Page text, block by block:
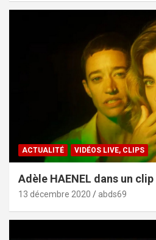
ACTUALITÉ VIDÉOS LIVE, CLIPS
Adèle HAENEL dans un
13 décembre 2020 abds69